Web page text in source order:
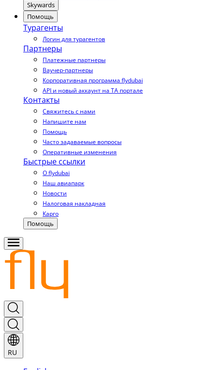
Skywards
Помощь
Турагенты
Логин для турагентов
Партнеры
Платежные партнеры
Ваучер-партнеры
Корпоративная программа flydubai
API и новый аккаунт на TA портале
Контакты
Свяжитесь с нами
Напишите нам
Помощь
Часто задаваемые вопросы
Оперативные изменения
Быстрые ссылки
О flydubai
Наш авиапарк
Новости
Налоговая накладная
Карго
Помощь
RU